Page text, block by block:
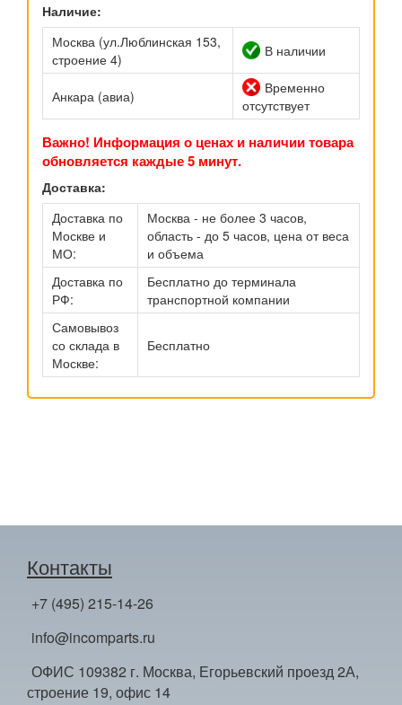
Наличие:
Москва (ул.Люблинская 153,
строение 4)
В наличии
Анкара (авиа)
Временно
отсутствует
Важно! Информация о ценах и наличии товара
обновляется каждые 5 минут.
Доставка:
Доставка по
Москве и
МО:
Москва - не более 3 часов,
область - до 5 часов, цена от веса
и объема
Доставка по
РФ:
Бесплатно до терминала
транспортной компании
Самовывоз
со склада в
Москве:
Бесплатно
Контакты
+7 (495) 215-14-26
info@incomparts.ru
ОФИС 109382 г. Москва, Егорьевский проезд 2А,
строение 19, офис 14